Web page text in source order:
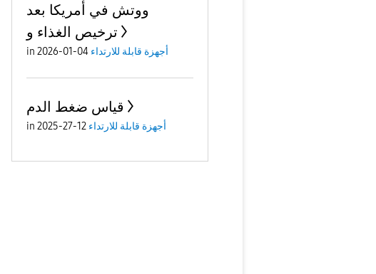
ووتش في أمريكا بعد
ترخيص الغذاء و
in أجهزة قابلة للارتداء 04-01-2026
قياس ضغط الدم
in أجهزة قابلة للارتداء 12-27-2025